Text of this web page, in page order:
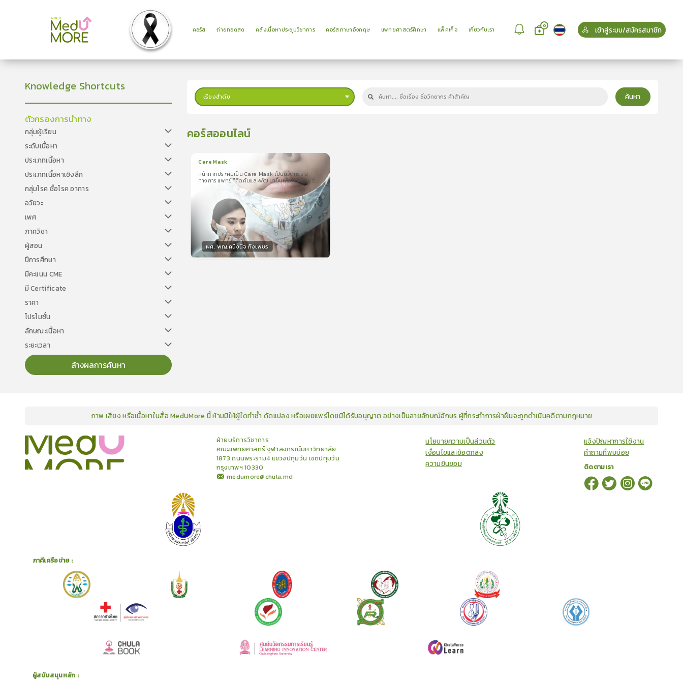
คอร์ส ถ่ายทอดสด คลังเนื้อหาประชุมวิชาการ คอร์สภาษาอังกฤษ แพทยศาสตร์ศึกษา แพ็คเก็จ เกี่ยวกับเรา
0 เข้าสู่ระบบ/สมัครสมาชิก
Knowledge Shortcuts
ตัวกรองการนำทาง
กลุ่มผู้เรียน
ระดับเนื้อหา
ประเภทเนื้อหา
ประเภทเนื้อหาเชิงลึก
กลุ่มโรค ชื่อโรค อาการ
อวัยวะ
เพศ
ภาควิชา
ผู้สอน
ปีการศึกษา
มีคะแนน CME
มี Certificate
ราคา
โปรโมชั่น
ลักษณะเนื้อหา
ระยะเวลา
ล้างผลการค้นหา
เรียงลำดับ ค้นหา
คอร์สออนไลน์
Care Mask
หน้ากากประคบเย็น Care Mask เป็นนวัตกรรม
ทางการแพทย์ที่คิดค้นและพัฒนาขึ้นเพื่อช่วยอำนวย
ความสะดวกให้แก่ผู้ป่วย
ผศ. พญ.คนึงนิจ กิ่งเพชร
1 บทเรียน 5นาที
หน้ากากประคบเย็น Care Mask เป็นนวัตกรรม
ทางการแพทย์ที่คิดค้นและพัฒนาขึ้นเพื่อช่วย ...
0.0(0ลำดับ)
ภาพ เสียง หรือเนื้อหาในสื่อ MedUMore นี้ ห้ามมิให้ผู้ใดทำซ้ำ ดัดแปลง หรือเผยแพร่โดยมิได้รับอนุญาต อย่างเป็นลายลักษณ์อักษร ผู้ที่กระทำการฝ่าฝืนจะถูกดำเนินคดีตามกฎหมาย
ฝ่ายบริการวิชาการ
คณะแพทยศาสตร์ จุฬาลงกรณ์มหาวิทยาลัย
1873 ถนนพระราม4 แขวงปทุมวัน เขตปทุมวัน
กรุงเทพฯ 10330
medumore@chula.md
นโยบายความเป็นส่วนตัว
เงื่อนไขและข้อตกลง
ความยินยอม
แจ้งปัญหาการใช้งาน
คำถามที่พบบ่อย
ติดตามเรา
คอร์สคลังเนื้อหาประชุมวิชาการ
ภาคีเครือข่าย :
ผู้สนับสนุนหลัก :